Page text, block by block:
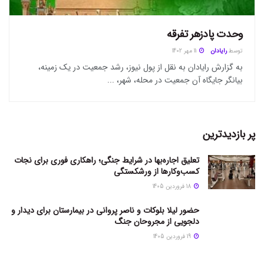
وحدت پادزهر تفرقه
توسط رایادان
به گزارش رایادان به نقل از پول نیوز، رشد جمعیت در یک زمینه،
بیانگر جایگاه آن جمعیت در محله، شهر، ...
پر بازدیدترین
تعلیق اجاره‌بها در شرایط جنگی؛ راهکاری فوری برای نجات
کسب‌وکارها از ورشکستگی
حضور لیلا بلوکات و ناصر پروانی در بیمارستان برای دیدار و
دلجویی از مجروحان جنگ